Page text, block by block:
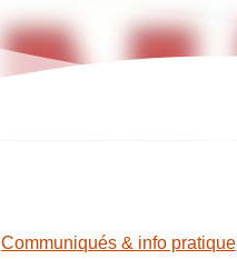
Communiqués & info pratique